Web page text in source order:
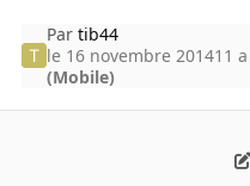
Partib44
le 16 novembre 201411 a
(Mobile)